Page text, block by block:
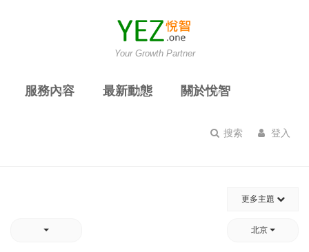
Your Growth Partner
服務內容 最新動態 關於悅智
搜索 登入
更多主題
北京